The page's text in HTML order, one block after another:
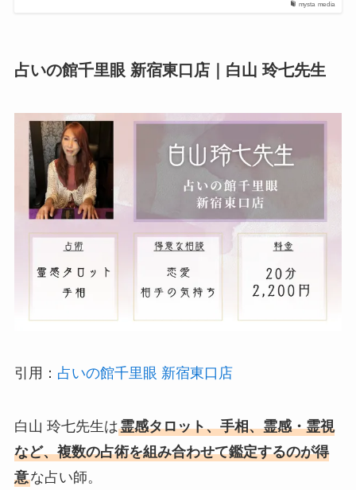
mysta media
占いの館千里眼 新宿東口店｜白山 玲七先生
引用： 占いの館千里眼 新宿東口店
白山 玲七先生は霊感タロット、手相、霊感・霊視
など、複数の占術を組み合わせて鑑定するのが得
意な占い師。